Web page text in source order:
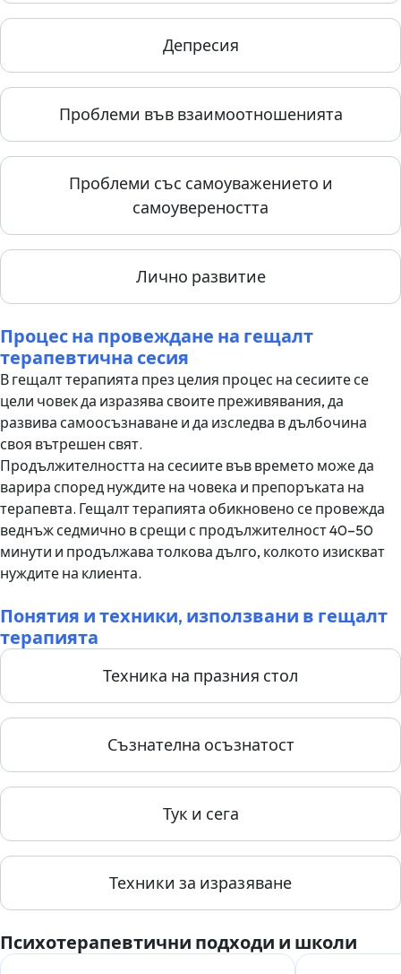
Депресия
Проблеми във взаимоотношенията
Проблеми със самоуважението и
самоувереността
Лично развитие
Процес на провеждане на гещалт
терапевтична сесия
В гещалт терапията през целия процес на сесиите се
цели човек да изразява своите преживявания, да
развива самоосъзнаване и да изследва в дълбочина
своя вътрешен свят.
Продължителността на сесиите във времето може да
варира според нуждите на човека и препоръката на
терапевта. Гещалт терапията обикновено се провежда
веднъж седмично в срещи с продължителност 40–50
минути и продължава толкова дълго, колкото изискват
нуждите на клиента.
Понятия и техники, използвани в гещалт
терапията
Техника на празния стол
Съзнателна осъзнатост
Тук и сега
Техники за изразяване
Психотерапевтични подходи и школи